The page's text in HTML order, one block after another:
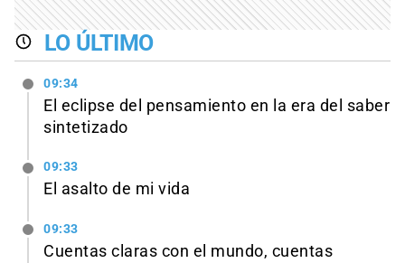
LO ÚLTIMO
09:34
El eclipse del pensamiento en la era del saber
sintetizado
09:33
El asalto de mi vida
09:33
Cuentas claras con el mundo, cuentas